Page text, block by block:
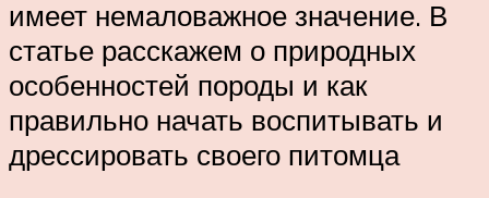
имеет немаловажное значение. В
статье расскажем о природных
особенностей породы и как
правильно начать воспитывать и
дрессировать своего питомца